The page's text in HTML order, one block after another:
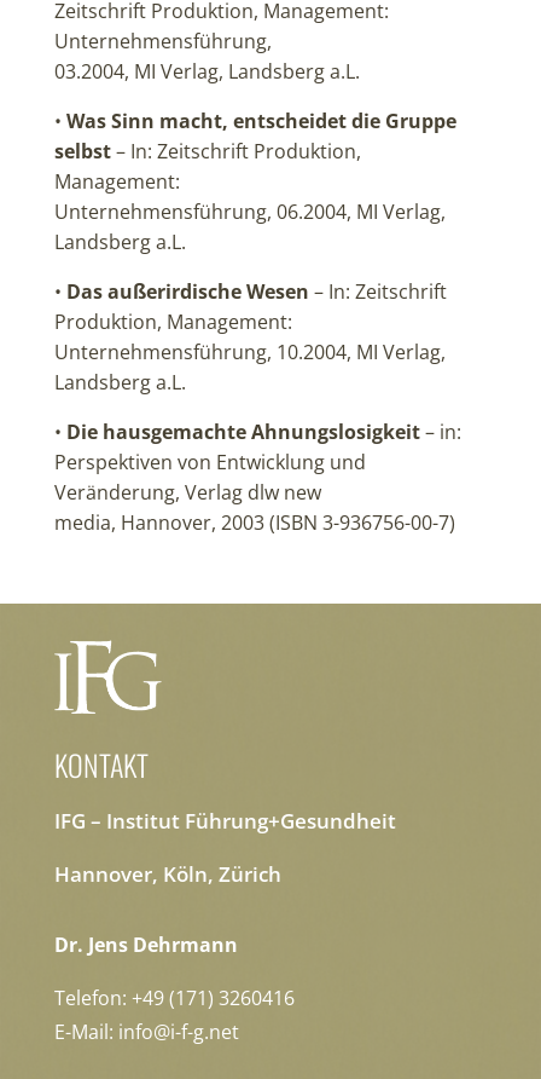
Zeitschrift Produktion, Management:
Unternehmensführung,
03.2004, MI Verlag, Landsberg a.L.
• Was Sinn macht, entscheidet die Gruppe
selbst– In: Zeitschrift Produktion,
Management:
Unternehmensführung, 06.2004, MI Verlag,
Landsberg a.L.
• Das außerirdische Wesen – In: Zeitschrift
Produktion, Management:
Unternehmensführung, 10.2004, MI Verlag,
Landsberg a.L.
• Die hausgemachte Ahnungslosigkeit– in:
Perspektiven von Entwicklung und
Veränderung, Verlag dlw new
media, Hannover, 2003 (ISBN 3-936756-00-7)
KONTAKT
IFG – Institut Führung+Gesundheit
Hannover, Köln, Zürich
Dr. Jens Dehrmann
Telefon: +49 (171) 3260416
E-Mail: info@i-f-g.net